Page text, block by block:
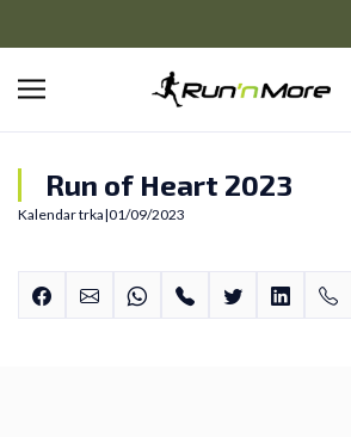
Run of Heart 2023
Kalendar trka|01/09/2023